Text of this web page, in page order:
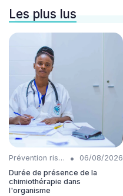
Les plus lus
Prévention risques •
06/08/2026
Durée de présence de la
chimiothérapie dans
l'organisme